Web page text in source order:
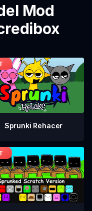
Mod
Sprunki Rehacer